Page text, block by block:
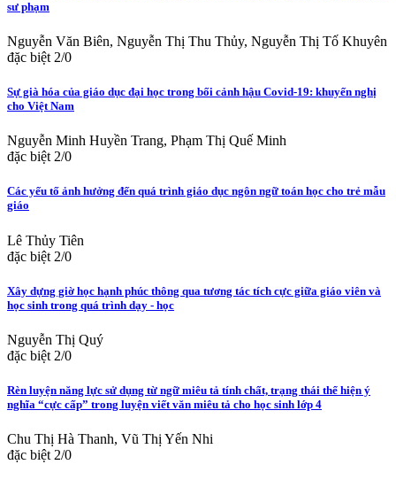
sư phạm
Nguyễn Văn Biên, Nguyễn Thị Thu Thủy, Nguyễn Thị Tố Khuyên
đặc biệt 2/0
Sự già hóa của giáo dục đại học trong bối cảnh hậu Covid-19: khuyến nghị
cho Việt Nam
Nguyễn Minh Huyền Trang, Phạm Thị Quế Minh
đặc biệt 2/0
Các yếu tố ảnh hưởng đến quá trình giáo dục ngôn ngữ toán học cho trẻ mẫu
giáo
Lê Thủy Tiên
đặc biệt 2/0
Xây dựng giờ học hạnh phúc thông qua tương tác tích cực giữa giáo viên và
học sinh trong quá trình dạy - học
Nguyễn Thị Quý
đặc biệt 2/0
Rèn luyện năng lực sử dụng từ ngữ miêu tả tính chất, trạng thái thể hiện ý
nghĩa “cực cấp” trong luyện viết văn miêu tả cho học sinh lớp 4
Chu Thị Hà Thanh, Vũ Thị Yến Nhi
đặc biệt 2/0